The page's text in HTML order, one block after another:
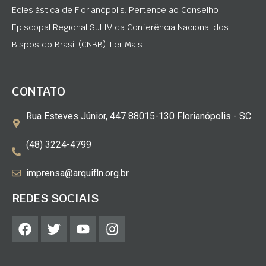
Eclesiástica de Florianópolis. Pertence ao Conselho
Episcopal Regional Sul IV da Conferência Nacional dos
Bispos do Brasil (CNBB). Ler Mais
CONTATO
Rua Esteves Júnior, 447 88015-130 Florianópolis - SC
(48) 3224-4799
imprensa@arquifln.org.br
REDES SOCIAIS